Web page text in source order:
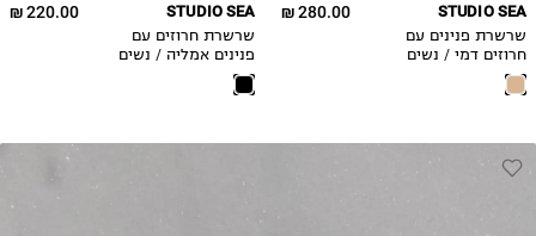
280.00 ₪ STUDIO SEA
שרשרת פנינים עם
חרוזים דמי / נשים
220.00 ₪ STUDIO SEA
שרשרת חרוזים עם
פנינים אמליה / נשים